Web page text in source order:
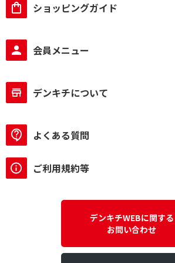
無
SDカード録画機能で絞り込む
タッチパネル液晶機能で絞り込
有
室内通話機能で絞り込む
LEDライト機能で絞り込む
ショッピングガイド
会員メニュー
デンキチについて
よくある質問
ご利用規約等
デンキチWEBに関する
お問い合わせ